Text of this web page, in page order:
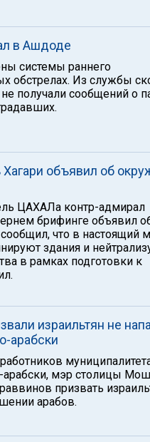
в Ашдоде
системы раннего
обстрелах. Из службы
получали сообщений о
объявил об
ЦАХАЛа контр-адмирал
брифинге объявил
что в настоящий
здания и
в рамках подготовки к
израильтян не
арабски
арабски, мэр столицы
призвать
арабов.